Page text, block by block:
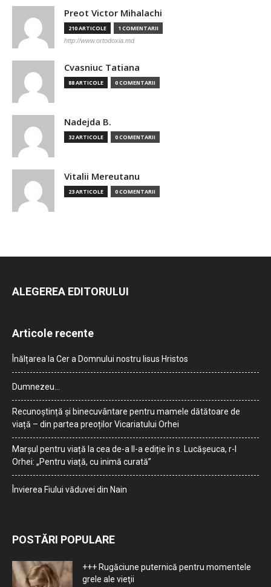
Preot Victor Mihalachi
210 ARTICOLE 1 COMENTARII
http://www.ortodoxia.md
Cvasniuc Tatiana
88 ARTICOLE 0 COMENTARII
Nadejda B.
32 ARTICOLE 0 COMENTARII
Vitalii Mereutanu
23 ARTICOLE 0 COMENTARII
ALEGEREA EDITORULUI
Articole recente
Înălțarea la Cer a Domnului nostru Iisus Hristos
Dumnezeu…
Recunoștință și binecuvântare pentru mamele dătătoare de
viață – din partea preoților Vicariatului Orhei
Marșul pentru viață la cea de-a II-a ediție în s. Lucășeuca, r-l
Orhei: „Pentru viață, cu inimă curată”
Învierea Fiului văduvei din Nain
POSTĂRI POPULARE
+++ Rugăciune puternică pentru momentele
grele ale vieţii